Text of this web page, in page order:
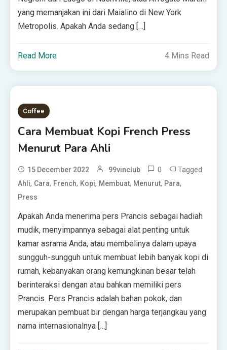
yang memanjakan ini dari Maialino di New York
Metropolis. Apakah Anda sedang […]
Read More 4 Mins Read
Coffee
Cara Membuat Kopi French Press
Menurut Para Ahli
15 December 2022 99vinclub 0 Tagged
Ahli, Cara, French, Kopi, Membuat, Menurut, Para,
Press
Apakah Anda menerima pers Prancis sebagai hadiah
mudik, menyimpannya sebagai alat penting untuk
kamar asrama Anda, atau membelinya dalam upaya
sungguh-sungguh untuk membuat lebih banyak kopi di
rumah, kebanyakan orang kemungkinan besar telah
berinteraksi dengan atau bahkan memiliki pers
Prancis. Pers Prancis adalah bahan pokok, dan
merupakan pembuat bir dengan harga terjangkau yang
nama internasionalnya […]